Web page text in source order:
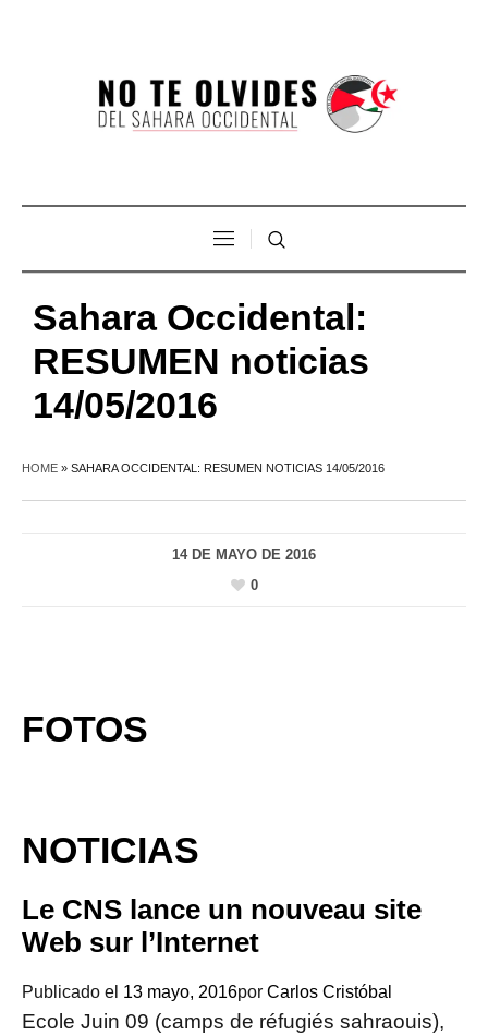
Sahara Occidental:
RESUMEN noticias
14/05/2016
HOME » SAHARA OCCIDENTAL: RESUMEN NOTICIAS 14/05/2016
14 DE MAYO DE 2016
0
FOTOS
NOTICIAS
Le CNS lance un nouveau site
Web sur l’Internet
Publicado el 13 mayo, 2016por Carlos Cristóbal
Ecole Juin 09 (camps de réfugiés sahraouis),